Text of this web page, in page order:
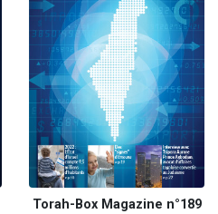
Torah-Box Magazine n°189